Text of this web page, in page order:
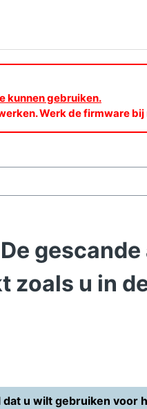
kunnen gebruiken.
Werk de firmware bij
zoals u in
u wilt gebruiken voor